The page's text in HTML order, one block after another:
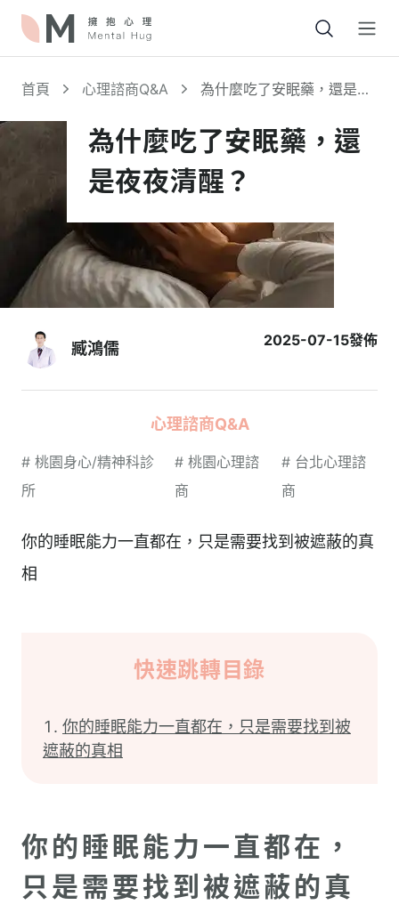
首頁 心理諮商Q&A
為什麼吃了安眠藥，還是夜
為什麼吃了安眠藥，還
是夜夜清醒？
臧鴻儒 2025-07-15發佈
心理諮商Q&A
# 桃園身心/精神科診
所
#桃園心理諮
商
# 台北心理諮
商
你的睡眠能力一直都在，只是需要找到被遮蔽的真
相
快速跳轉目錄
你的睡眠能力一直都在，只是需要找到被
遮蔽的真相
你的睡眠能力一直都在，
只是需要找到被遮蔽的真